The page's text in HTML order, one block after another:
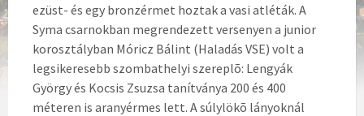
ezüst- és egy bronzérmet hoztak a vasi atléták. A
Syma csarnokban megrendezett versenyen a junior
korosztályban Móricz Bálint (Haladás VSE) volt a
legsikeresebb szombathelyi szereplõ: Lengyák
György és Kocsis Zsuzsa tanítványa 200 és 400
méteren is aranyérmes lett. A súlylökõ lányoknál